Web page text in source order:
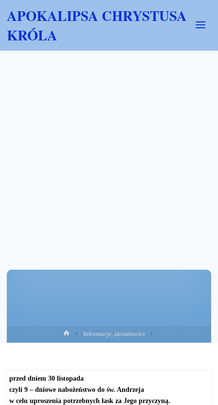
APOKALIPSA CHRYSTUSA
KRÓLA
Strona
główna
Informacje, aktualności
przed dniem 30 listopada
czyli 9 – dniowe nabożeństwo do św. Andrzeja
w celu uproszenia potrzebnych łask za Jego przyczyną.